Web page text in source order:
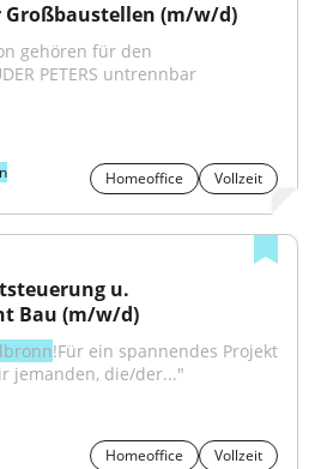
(m/w/d)
gehören für den
PETERS untrennbar
Homeoffice Vollzeit
u.
Bau (m/w/d)
!Für ein spannendes Projekt
jemanden, die/der..."
Homeoffice
Vollzeit